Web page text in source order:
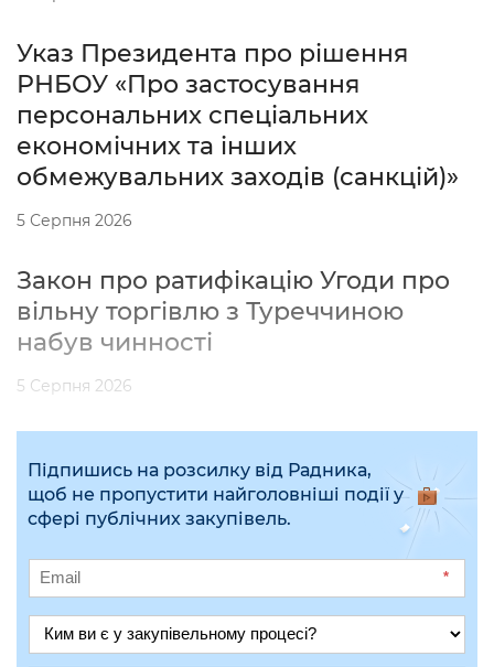
Указ Президента про рішення
РНБОУ «Про застосування
персональних спеціальних
економічних та інших
обмежувальних заходів (санкцій)»
5 Серпня 2026
Закон про ратифікацію Угоди про
вільну торгівлю з Туреччиною
набув чинності
5 Серпня 2026
Підпишись на розсилку від Радника,
щоб не пропустити найголовніші події у
сфері публічних закупівель.
*